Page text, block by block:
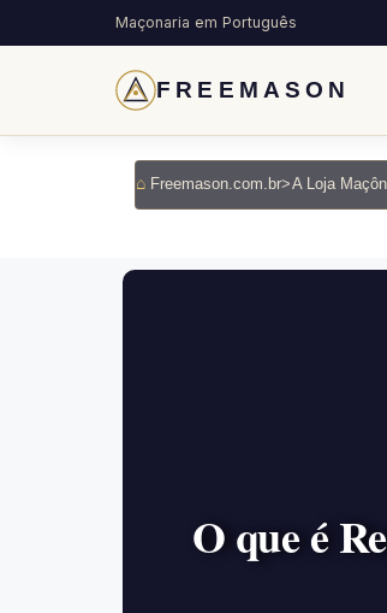
Maçonaria em Português
FREEMASON
Freemason.com.br>A Loja
O que é